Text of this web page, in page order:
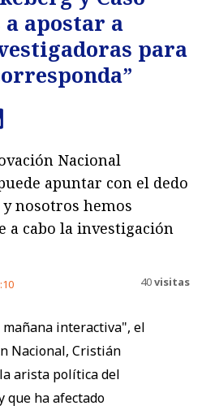
a apostar a
para
Nacional
apuntar con el dedo
nosotros hemos
a cabo la investigación
40visitas
mañana interactiva", el
Nacional, Cristián
arista política del
que ha afectado